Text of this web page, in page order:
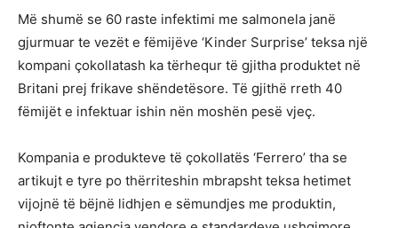
Më shumë se 60 raste infektimi me salmonela janë
gjurmuar te vezët e fëmijëve ‘Kinder Surprise’ teksa një
kompani çokollatash ka tërhequr të gjitha produktet në
Britani prej frikave shëndetësore. Të gjithë rreth 40
fëmijët e infektuar ishin nën moshën pesë vjeç.
Kompania e produkteve të çokollatës ‘Ferrero’ tha se
artikujt e tyre po thërriteshin mbrapsht teksa hetimet
vijojnë të bëjnë lidhjen e sëmundjes me produktin,